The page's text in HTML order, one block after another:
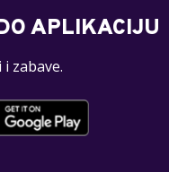
APLIKACIJU
zabave.